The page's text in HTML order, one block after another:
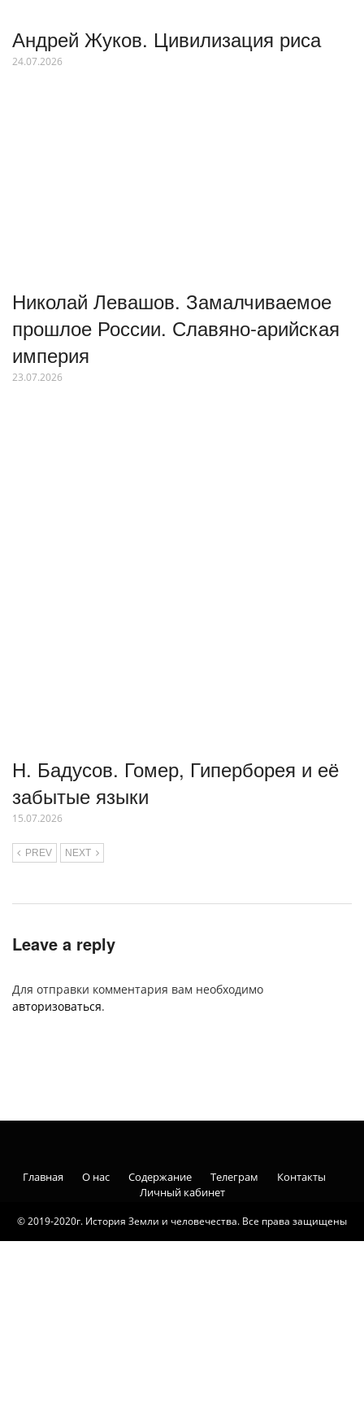
Андрей Жуков. Цивилизация риса
24.07.2026
Николай Левашов. Замалчиваемое
прошлое России. Славяно-арийская
империя
23.07.2026
Н. Бадусов. Гомер, Гиперборея и её
забытые языки
15.07.2026
PREV NEXT
Leave a reply
Для отправки комментария вам необходимо
авторизоваться.
© 2019-2020г. История Земли и человечества. Все права защищены
Главная О нас Содержание Телеграм
Контакты
Личный кабинет